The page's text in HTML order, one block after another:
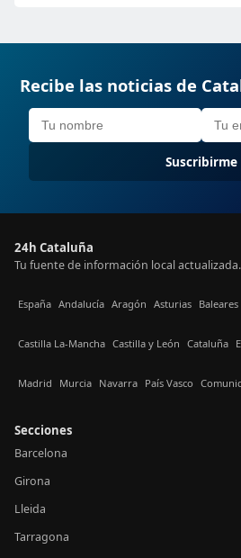
Recibe las noticias de
Suscribirme
24h Cataluña
Tu fuente de información local actualizada.
España Andalucía Aragón Asturias Baleares
Castilla La-Mancha Castilla y León Cataluña
Madrid Murcia Navarra País Vasco
Secciones
Barcelona
Girona
Lleida
Tarragona